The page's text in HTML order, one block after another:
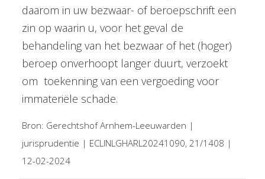
daarom in uw bezwaar- of beroepschrift een
zin op waarin u, voor het geval de
behandeling van het bezwaar of het (hoger)
beroep onverhoopt langer duurt, verzoekt
om toekenning van een vergoeding voor
immateriële schade.
Bron: Gerechtshof Arnhem-Leeuwarden |
jurisprudentie | ECLINLGHARL20241090, 21/1408 |
12-02-2024